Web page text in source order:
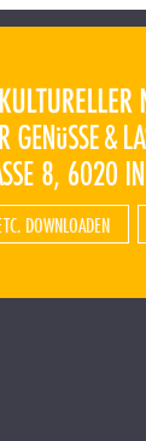
DOWNLOADEN